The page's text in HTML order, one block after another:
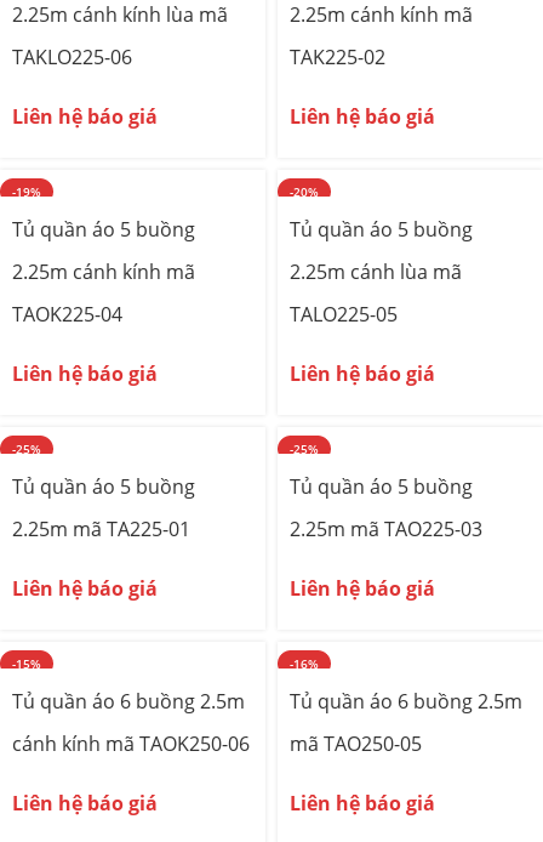
2.25m cánh kính lùa mã
TAKLO225-06
Liên hệ báo giá
2.25m cánh kính mã
TAK225-02
Liên hệ báo giá
-19%
Tủ quần áo 5 buồng
2.25m cánh kính mã
TAOK225-04
Liên hệ báo giá
-20%
Tủ quần áo 5 buồng
2.25m cánh lùa mã
TALO225-05
Liên hệ báo giá
-25%
Tủ quần áo 5 buồng
2.25m mã TA225-01
Liên hệ báo giá
-25%
Tủ quần áo 5 buồng
2.25m mã TAO225-03
Liên hệ báo giá
-15%
Tủ quần áo 6 buồng 2.5m
cánh kính mã TAOK250-06
Liên hệ báo giá
-16%
Tủ quần áo 6 buồng 2.5m
mã TAO250-05
Liên hệ báo giá